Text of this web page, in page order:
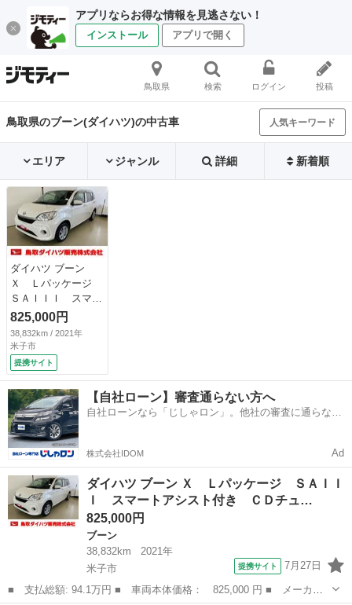
アプリならお得な情報を見逃さない！
インストール アプリで開く
鳥取県 検索 ログイン 投稿
鳥取県のブーン(ダイハツ)の中古車 人気キーワード
エリア ジャンル 詳細 新着順
ダイハツ ブーン
Ｘ Ｌパッケージ
ＳＡＩＩＩ スマー
トアシスト付き Ｃ
Ｄチューナー付き
電動格納ドアミラ
ー オートエアコ
ン オートライト・
ハイビーム キーフ
リーシステム コー
ナーセンサー 衝突
回避支援機能 アイ
ドリングストップ
（車検整備付）
825,000円
38,832km / 2021年
米子市
提携サイト
【自社ローン】審査通らない方へ
自社ローンなら「じしゃロン」。他社の審査に通らなか
株式会社IDOM Ad
ダイハツ ブーン Ｘ Ｌパッケージ ＳＡＩＩ
Ｉ スマートアシスト付き ＣＤチュ…
825,000円
ブーン
38,832km
2021年
米子市
提携サイト 7月27日
■ 支払総額: 94.1万円 ■ 車両本体価格： 825,000 円 ■ メーカー